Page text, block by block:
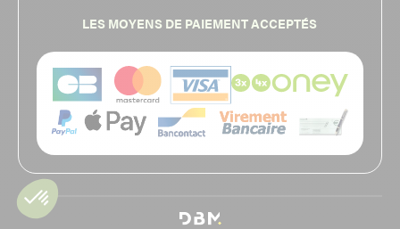
LES MOYENS DE PAIEMENT ACCEPTÉS